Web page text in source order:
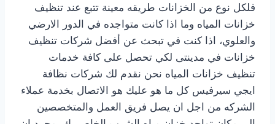
فلكل نوع من الخزانات طريقه معينة تتبع عند تنظيف
خزانات المياه وما اذا كانت متواجده في الدور الارضي
والعلوي، اذا كنت في تبحث عن أفضل شركات تنظيف
خزانات في مدينتى لكي تحصل على كافة خدمات
تنظيف خزانات المياه نحن نقدم لك شركات نظافة
ايجي سيرفيس كل ما هو عليك هو الاتصال بخدمة عملاء
الشركه من اجل ان يصل فريق العمل والمتخصصين